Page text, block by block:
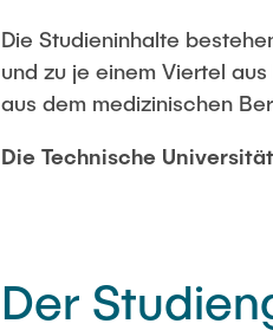
Die Studieninhalte
und zu je einem Viertel
aus dem medizinischen
Die Technische
Der